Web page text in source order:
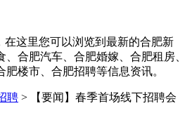
在这里您可以浏览到最新的合肥新
合肥汽车、合肥婚嫁、合肥租房、
楼市、合肥招聘等信息资讯。
聘 > 【要闻】春季首场线下招聘会